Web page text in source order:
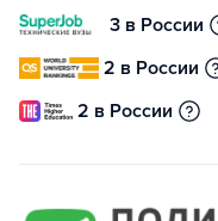
3 в России
2 в России
2 в России